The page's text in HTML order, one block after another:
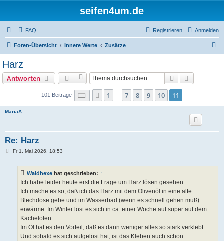
seifen4um.de
FAQ Anmelden
Registrieren
Foren-Übersicht Innere Werte Zusätze
Harz
Antworten Suche
101 Beiträge Seite 11 von11
Vorherige
1 7 8 9 10 11
MariaA
Re: Harz
BFr 1. Mai 2026, 18:53
Waldhexe hat geschrieben: ↑
Ich habe leider heute erst die Frage um Harz lösen gesehen...
Ich mache es so, daß ich das Harz mit dem Olivenöl in eine alte
Blechdose gebe und im Wasserbad (wenn es schnell gehen muß)
erwärme. Im Winter löst es sich in ca. einer Woche auf super auf dem
Kachelofen.
Im Öl hat es den Vorteil, daß es dann weniger alles so stark verklebt.
Und sobald es sich aufgelöst hat, ist das Kleben auch schon